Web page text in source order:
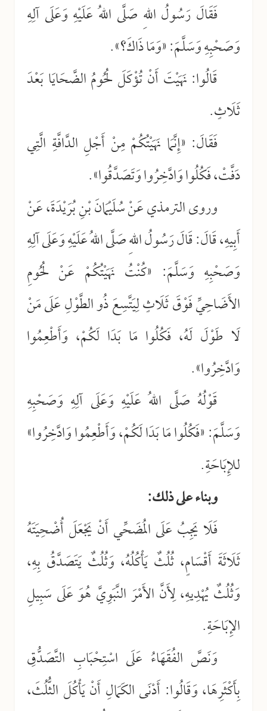
فَقَالَ رَسُولُ اللهِ صَلَّى اللهُ عَلَيْهِ وَعَلَى آلِهِ
وَصَحْبِهِ وَسَلَّمَ: «وَمَا ذَاكَ؟».
قَالُوا: نَهَيْتَ أَنْ تُؤْكَلَ لُحُومُ الضَّحَايَا بَعْدَ
ثَلَاثٍ.
فَقَالَ: «إِنَّمَا نَهَيْتُكُمْ مِنْ أَجْلِ الدَّافَّةِ الَّتِي
دَفَّتْ، فَكُلُوا وَادَّخِرُوا وَتَصَدَّقُوا».
وروى الترمذي عَنْ سُلَيْمَانَ بْنِ بُرَيْدَةَ، عَنْ
أَبِيهِ، قَالَ: قَالَ رَسُولُ اللهِ صَلَّى اللهُ عَلَيْهِ وَعَلَى آلِهِ
وَصَحْبِهِ وَسَلَّمَ: «كُنْتُ نَهَيْتُكُمْ عَنْ لُحُومِ
الأَضَاحِيِّ فَوْقَ ثَلَاثٍ لِيَتَّسِعَ ذُو الطَّوْلِ عَلَى مَنْ
لَا طَوْلَ لَهُ، فَكُلُوا مَا بَدَا لَكُمْ، وَأَطْعِمُوا
وَادَّخِرُوا».
قَوْلُهُ صَلَّى اللهُ عَلَيْهِ وَعَلَى آلِهِ وَصَحْبِهِ
وَسَلَّمَ: «فَكُلُوا مَا بَدَا لَكُمْ، وَأَطْعِمُوا وَادَّخِرُوا»
للإِبَاحَةِ.
وبناء على ذلك:
فَلَا يَجِبُ عَلَى المُضَحِّي أَنْ يَجْعَلَ أُضْحِيَتَهُ
ثَلَاثَةَ أَقْسَامٍ، ثُلُثٌ يَأْكُلُهُ، وَثُلُثٌ يَتَصَدَّقُ بِهِ،
وَثُلُثٌ يُهْدِيهِ، لِأَنَّ الأَمْرَ النَّبَوِيَّ هُوَ عَلَى سَبِيلِ
الإِبَاحَةِ.
وَنَصَّ الفُقَهَاءُ عَلَى اسْتِحْبَابِ التَّصَدُّقِ
بِأَكْثَرِهَا، وَقَالُوا: أَدْنَى الكَمَالِ أَنْ يَأْكُلَ الثُّلُثَ،